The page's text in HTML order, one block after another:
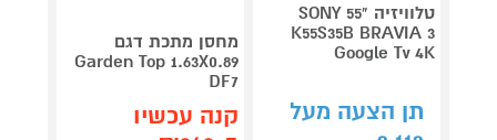
טלוויזיה "55 SONY
K55S35B BRAVIA 3
Google Tv 4K
תן הצעה מעל
מחסן מתכת דגם
Garden Top 1.63X0.89
DF7
קנה עכשיו